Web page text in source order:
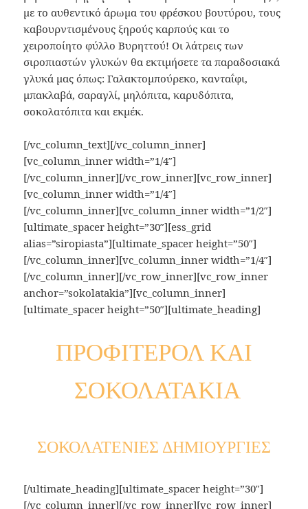
με το αυθεντικό άρωμα του φρέσκου βουτύρου, τους
καβουρντισμένους ξηρούς καρπούς και το
χειροποίητο φύλλο Βυρηττού! Οι λάτρεις των
σιροπιαστών γλυκών θα εκτιμήσετε τα παραδοσιακά
γλυκά μας όπως: Γαλακτομπούρεκο, κανταΐφι,
μπακλαβά, σαραγλί, μηλόπιτα, καρυδόπιτα,
σοκολατόπιτα και εκμέκ.
[/vc_column_text][/vc_column_inner]
[vc_column_inner width=”1/4″]
[/vc_column_inner][/vc_row_inner][vc_row_inner]
[vc_column_inner width=”1/4″]
[/vc_column_inner][vc_column_inner width=”1/2″]
[ultimate_spacer height=”30″][ess_grid
alias=”siropiasta”][ultimate_spacer height=”50″]
[/vc_column_inner][vc_column_inner width=”1/4″]
[/vc_column_inner][/vc_row_inner][vc_row_inner
anchor=”sokolatakia”][vc_column_inner]
[ultimate_spacer height=”50″][ultimate_heading]
ΠΡΟΦΙΤΕΡΟΛ ΚΑΙ
ΣΟΚΟΛΑΤΑΚΙΑ
ΣΟΚΟΛΑΤΕΝΙΕΣ ΔΗΜΙΟΥΡΓΙΕΣ
[/ultimate_heading][ultimate_spacer height=”30″]
[/vc_column_inner][/vc_row_inner][vc_row_inner]